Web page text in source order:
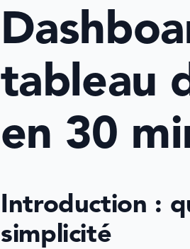
tableau
en 30
Introduction :
simplicité